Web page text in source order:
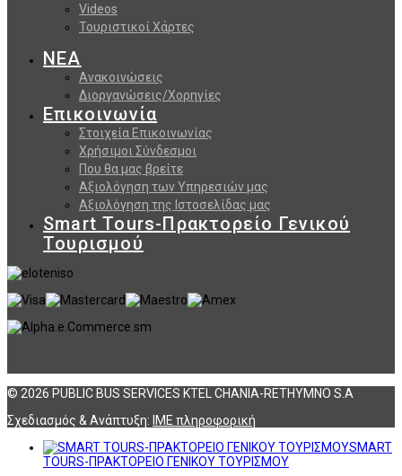
Videos
Τουριστικοί Χάρτες
ΝΕΑ
Ανακοινώσεις
Διοργανώσεις/Χορηγίες
Επικοινωνία
Στοιχεία Επικοινωνίας
Χρήσιμοι Σύνδεσμοι
Που θα μας βρείτε
Αξιολόγηση των Υπηρεσιών μας
Αξιολόγηση της Ιστοσελίδας μας
Smart Tours-Πρακτορείο Γενικού
Τουρισμού
© 2026 PUBLIC BUS SERVICES KTEL CHANIA-RETHYMNO S.A
Σχεδιασμός & Ανάπτυξη: ΙΜΕ πληροφορική
SMART
TOURS-ΠΡΑΚΤΟΡΕΙΟ ΓΕΝΙΚΟΥ ΤΟΥΡΙΣΜΟΥ